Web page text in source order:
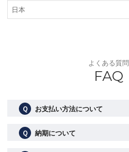
日本
よくある質問
FAQ
Ｑ お支払い方法について
Ｑ 納期について